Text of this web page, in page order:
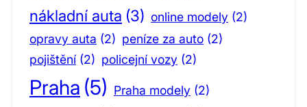
nákladní auta (3) online modely (2)
opravy auta (2) peníze za auto (2)
pojištění (2) policejní vozy (2)
Praha (5) Praha modely (2)